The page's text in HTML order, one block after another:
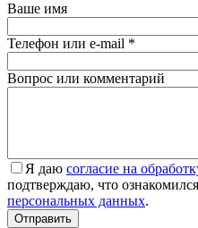
Ваше имя
Телефон или e-mail *
Вопрос или комментарий
Я даю согласие на
подтверждаю, что
персональных данных.
Согласие*
Отправить